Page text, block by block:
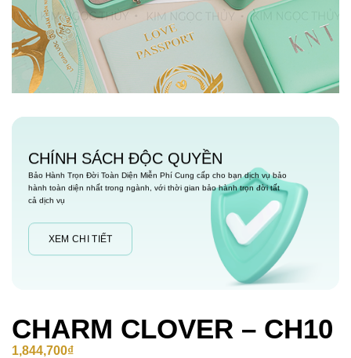
CHÍNH SÁCH ĐỘC QUYỀN
Bảo Hành Trọn Đời Toàn Diện Miễn Phí Cung cấp cho bạn dịch vụ bảo
hành toàn diện nhất trong ngành, với thời gian bảo hành trọn đời tất
cả dịch vụ
XEM CHI TIẾT
CHARM CLOVER – CH10
1,844,700₫